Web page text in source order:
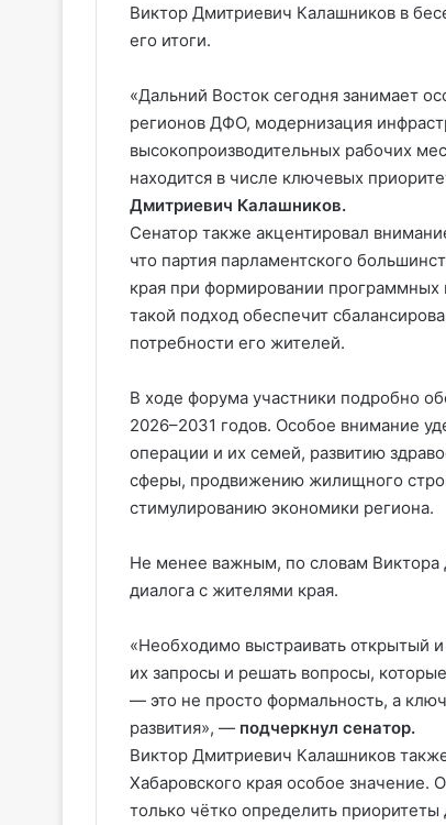
Виктор Дмитриевич Калашников в
его итоги.
«Дальний Восток сегодня занимает
регионов ДФО, модернизация
высокопроизводительных рабочих
находится в числе ключевых
Дмитриевич Калашников.
Сенатор также акцентировал
что партия парламентского
края при формировании
такой подход обеспечит
потребности его жителей.
В ходе форума участники подробно
2026–2031 годов. Особое внимание
операции и их семей, развитию
сферы, продвижению жилищного
стимулированию экономики региона.
Не менее важным, по словам Виктора
диалога с жителями края.
«Необходимо выстраивать открытый
их запросы и решать вопросы,
— это не просто формальность, а
развития», — подчеркнул сенатор.
Виктор Дмитриевич Калашников
Хабаровского края особое значение.
только чётко определить